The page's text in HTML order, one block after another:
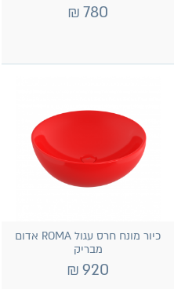
780
₪
כיור מונח חרס עגול ROMA אדום
מבריק
920
₪